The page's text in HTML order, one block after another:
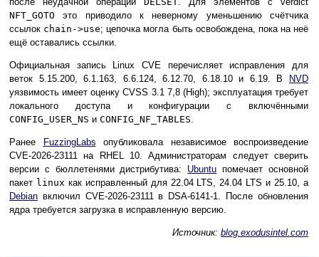
NFT_GOTO это приводило к неверному уменьшению счётчика
ссылок chain->use; цепочка могла быть освобождена, пока на неё
ещё оставались ссылки.
Официальная запись Linux CVE перечисляет исправления для
веток 5.15.200, 6.1.163, 6.6.124, 6.12.70, 6.18.10 и 6.19. В NVD
уязвимость имеет оценку CVSS 3.1 7,8 (High); эксплуатация требует
локального доступа и конфигурации с включёнными
CONFIG_USER_NS и CONFIG_NF_TABLES
Ранее FuzzingLabs опубликовала независимое воспроизведение
CVE-2026-23111 на RHEL 10. Администраторам следует сверить
версии с бюллетенями дистрибутива: Ubuntu помечает основной
пакет linux как исправленный для 22.04 LTS, 24.04 LTS и 25.10, а
Debian включил CVE-2026-23111 в DSA-6141-1. После обновления
ядра требуется загрузка в исправленную версию.
Источник: blog.exodusintel.com